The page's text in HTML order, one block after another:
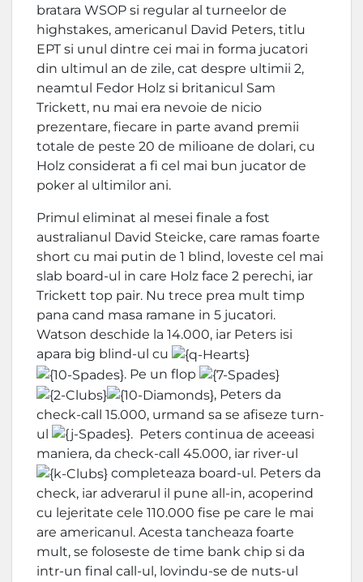
bratara WSOP si regular al turneelor de
highstakes, americanul David Peters, titlu
EPT si unul dintre cei mai in forma jucatori
din ultimul an de zile, cat despre ultimii 2,
neamtul Fedor Holz si britanicul Sam
Trickett, nu mai era nevoie de nicio
prezentare, fiecare in parte avand premii
totale de peste 20 de milioane de dolari, cu
Holz considerat a fi cel mai bun jucator de
poker al ultimilor ani.
Primul eliminat al mesei finale a fost
australianul David Steicke, care ramas foarte
short cu mai putin de 1 blind, loveste cel mai
slab board-ul in care Holz face 2 perechi, iar
Trickett top pair. Nu trece prea mult timp
pana cand masa ramane in 5 jucatori.
Watson deschide la 14.000, iar Peters isi
apara big blind-ul cu
. Pe un flop
, Peters da
check-call 15.000, urmand sa se afiseze turn-
ul
. Peters continua de aceeasi
maniera, da check-call 45.000, iar river-ul
completeaza board-ul. Peters da
check, iar adverarul il pune all-in, acoperind
cu lejeritate cele 110.000 fise pe care le mai
are americanul. Acesta tancheaza foarte
mult, se foloseste de time bank chip si da
intr-un final call-ul, lovindu-se de nuts-ul